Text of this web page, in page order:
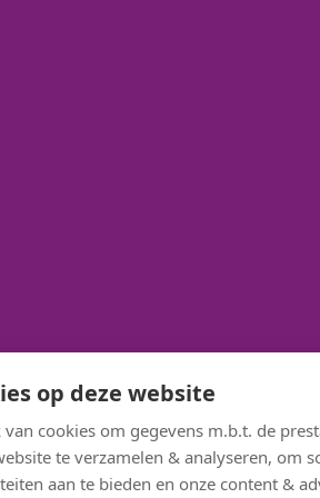
op deze website
cookies om gegevens m.b.t. de
te verzamelen & analyseren, om
aan te bieden en onze content &